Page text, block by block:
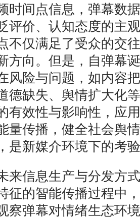
时间点信息，弹幕数
评价、认知态度的主
不仅满足了受众的交
方向。但是，自弹幕
风险与问题，如内容
德缺失、舆情扩大化
有效性与影响性，应
量传播，健全社会舆
是新媒介环境下的考
信息生产与分发方式
征的智能传播过程中
察弹幕对情绪生态环